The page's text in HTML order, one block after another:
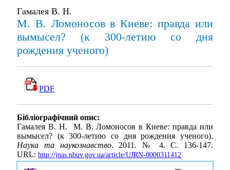
Гамалея В. Н.
М. В. Ломоносов в Киеве: правда или
вымысел? (к 300-летию со дня
рождения ученого)
PDF
Бібліографічний опис:
Гамалея В. Н. М. В. Ломоносов в Киеве: правда или
вымысел? (к 300-летию со дня рождения ученого).
Наука та наукознавство. 2011. № 4. С. 136-147.
URL: http://jnas.nbuv.gov.ua/article/UJRN-0000311412